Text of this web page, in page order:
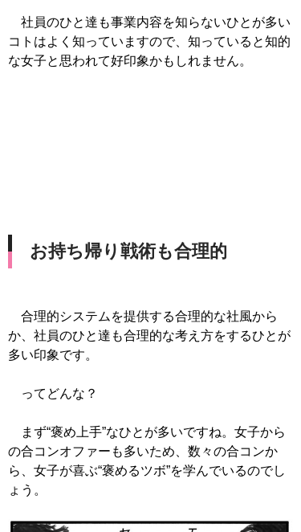
社員のひと達も事業内容を知らないひとが多い
コトはよく知っていますので、知っていると知的
な女子と思われて好印象かもしれません。
お持ち帰り戦術も合理的
合理的システムを提供する合理的な社風から
か、社員のひと達も合理的な考え方をするひとが
多い印象です。
ってどんな？
まず“褒め上手”なひとが多いですね。女子から
の合コンオファーも多いため、数々の合コンか
ら、女子が喜ぶ“褒めるツボ”を学んでいるのでし
ょう。